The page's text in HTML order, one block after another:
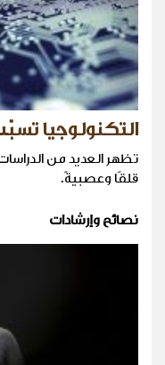
التكنولوجيا
تظهر العديد من
قلقًا وعصبيةً.
نصائح وإرشادات